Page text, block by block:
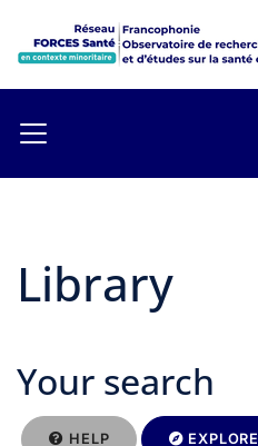
Library
Your search
HELP EXPLORE